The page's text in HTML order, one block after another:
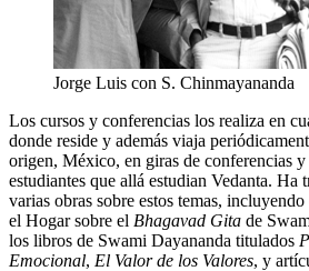
Jorge Luis con S. Chinmayananda
Los cursos y conferencias los realiza en
donde reside y además viaja
origen, México, en giras de conferencias
estudiantes que allá estudian Vedanta. Ha
varias obras sobre estos temas,
el Hogar sobre el Bhagavad Gita de
los libros de Swami Dayananda titulados
Emocional, El Valor de los Valores, y